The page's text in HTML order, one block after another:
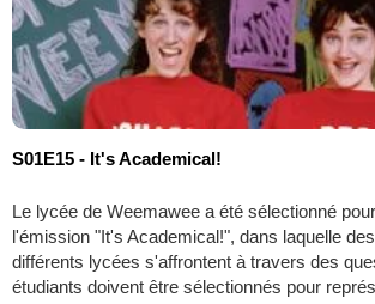
S01E15 - It's Academical!
Le lycée de Weemawee a été sélectionné
l'émission "It's Academical!", dans laquelle
différents lycées s'affrontent à travers des
étudiants doivent être sélectionnés pour